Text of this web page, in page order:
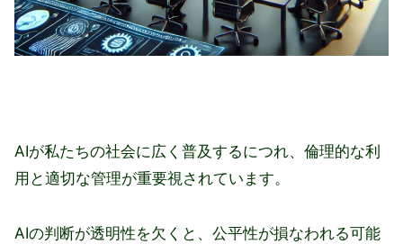
AIが私たちの社会に広く普及するにつれ、倫理的な利
用と適切な管理が重要視されています。
AIの判断が透明性を欠くと、公平性が損なわれる可能